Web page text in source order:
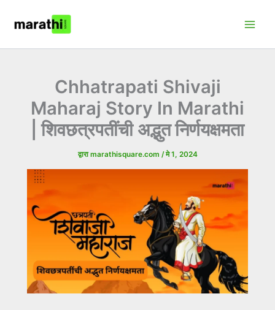
Chhatrapati Shivaji
Maharaj Story In Marathi
| शिवछत्रपतींची अद्भुत निर्णयक्षमता
द्वारा marathisquare.com /मे 1, 2024